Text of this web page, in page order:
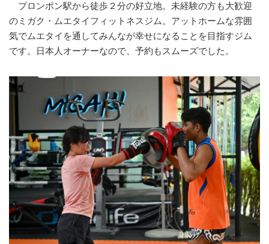
プロンポン駅から徒歩２分の好立地。未経験の方も大歓迎
のミガク・ムエタイフィットネスジム。アットホームな雰囲
気でムエタイを通してみんなが幸せになることを目指すジム
です。日本人オーナーなので、予約もスムーズでした。